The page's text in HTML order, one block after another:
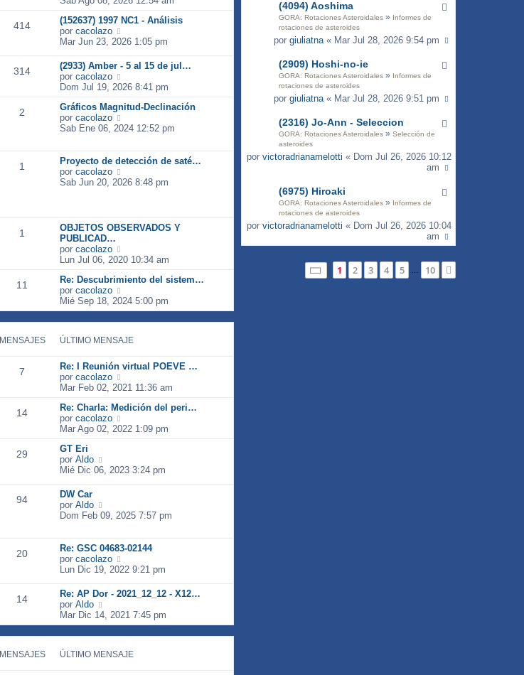
(4094) Aoshima
GORA: Rotaciones Asteroidales » Informes de
rotaciones de asteroides
porgiuliatna« Mar Jul 28, 2026 9:54 pm
(2909) Hoshi-no-ie
GORA: Rotaciones Asteroidales » Informes de
rotaciones de asteroides
porgiuliatna« Mar Jul 28, 2026 9:51 pm
(2316) Jo-Ann - Seleccion
GORA: Rotaciones Asteroidales » Selección de
asteroides
por victoradrianamelotti « Dom Jul 26, 2026 10:12
am
(6975) Hiroaki
GORA: Rotaciones Asteroidales » Informes de
rotaciones de asteroides
por victoradrianamelotti « Dom Jul 26, 2026 10:04
am
Página1 de 10
1 2 3 4 5 10
a
j
e
m
e
n
a
j
e
i
m
m
e
n
a
j
e
r
ú
l
t
i
m
o
m
e
n
s
a
e
414
(152637) 1997 NC1 - Análisis
por cacolazo
e
ú
t
i
m
m
s
j
Mar Jun 23, 2026 1:05 pm
314
(2933) Amber - 5 al 15 de jul…
por cacolazo
e
r
ú
t
m
o
e
j
Dom Jul 19, 2026 8:41 pm
2
Gráficos Magnitud-Declinación
por cacolazo
e
ú
l
i
e
n
a
j
e
Sab Ene 06, 2024 12:52 pm
1
Proyecto de detección de saté…
por cacolazo
e
t
o
m
e
s
a
j
Sab Jun 20, 2026 8:48 pm
1
OBJETOS OBSERVADOS Y
PUBLICAD…
por cacolazo
e
r
ú
t
i
m
m
e
n
a
j
e
Lun Jul 06, 2020 10:34 am
11
Re: Descubrimiento del sistem…
por cacolazo
e
r
ú
t
i
m
m
e
n
a
j
Mié Sep 18, 2024 5:00 pm
MENSAJES ÚLTIMO MENSAJE
7
Re: I Reunión virtual POEVE …
por cacolazo
e
r
ú
t
i
m
e
a
e
Mar Feb 02, 2021 11:36 am
14
Re: Charla: Medición del peri…
por cacolazo
e
r
t
i
m
s
j
Mar Ago 02, 2022 1:09 pm
29
GT Eri
por Aldo
t
o
m
e
n
s
a
e
Mié Dic 06, 2023 3:24 pm
94
DW Car
por Aldo
e
ú
l
t
o
m
n
j
Dom Feb 09, 2025 7:57 pm
20
Re: GSC 04683-02144
por cacolazo
e
ú
t
i
m
Lun Dic 19, 2022 9:21 pm
14
Re: AP Dor - 2021_12_12 - X12…
por Aldo
r
ú
t
i
Mar Dic 14, 2021 7:45 pm
MENSAJES ÚLTIMO MENSAJE